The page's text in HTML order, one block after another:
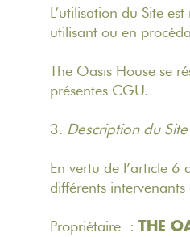
L’utilisation du Site
utilisant ou en
The Oasis House se
présentes CGU.
3. Description du
En vertu de l’article
différents
Propriétaire :THE